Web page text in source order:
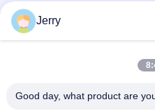
चीन अच्छी गुणवत्ता हाथ में
2026 Golead Medical
Jerry
Good day, what product are